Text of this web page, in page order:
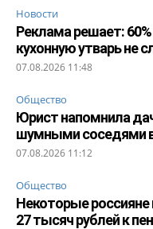
Новости
Реклама решает:
кухонную утварь не
07.08.2026 11:48
Общество
Юрист напомнила
шумными соседями
07.08.2026 11:12
Общество
Некоторые россияне
27 тысяч рублей к